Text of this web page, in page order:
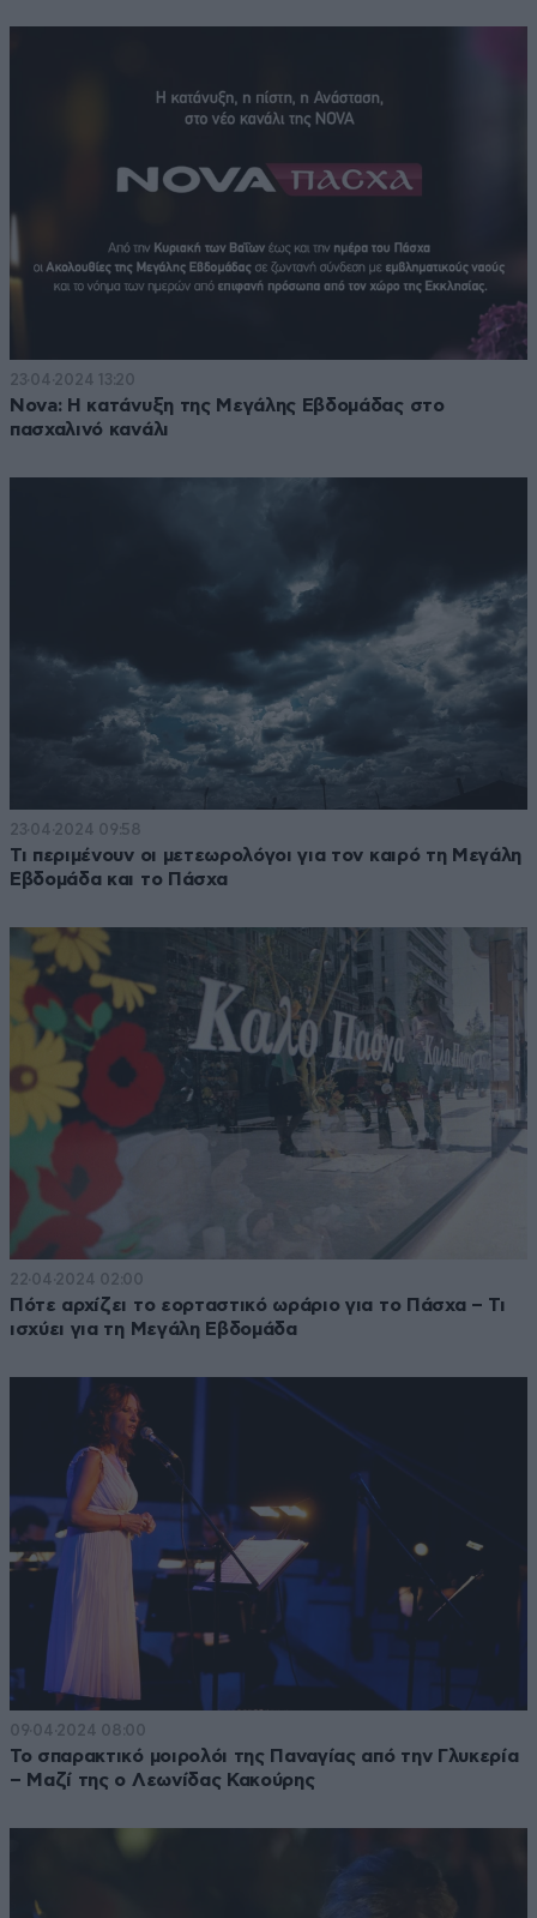
23·04·2024 13:20
Nova: Η κατάνυξη της Μεγάλης Εβδομάδας στο
πασχαλινό κανάλι
23·04·2024 09:58
Τι περιμένουν οι μετεωρολόγοι για τον καιρό τη Μεγάλη
Εβδομάδα και το Πάσχα
22·04·2024 02:00
Πότε αρχίζει το εορταστικό ωράριο για το Πάσχα – Τι
ισχύει για τη Μεγάλη Εβδομάδα
09·04·2024 08:00
Το σπαρακτικό μοιρολόι της Παναγίας από την Γλυκερία
– Μαζί της ο Λεωνίδας Κακούρης